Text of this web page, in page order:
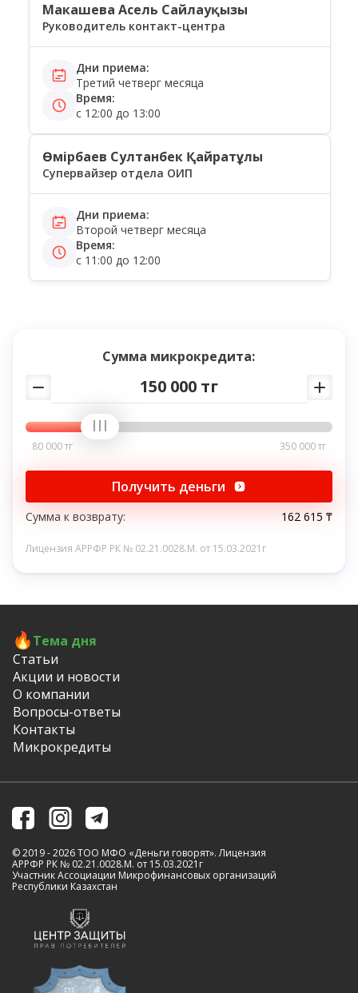
Сумма микрокредита:
150 000 тг
80 000 тг 350 000 тг
Получить деньги
Сумма к возврату: 162 615 ₸
Лицензия АРРФР РК № 02.21.0028.M. от 15.03.2021г
Макашева Асель Сайлауқызы
Руководитель контакт-центра
Дни приема:
Третий четверг месяца
Время:
с 12:00 до 13:00
Өмірбаев Султанбек Қайратұлы
Супервайзер отдела ОИП
Дни приема:
Второй четверг месяца
Время:
с 11:00 до 12:00
Тема дня
Статьи
Акции и новости
О компании
Вопросы-ответы
Контакты
Микрокредиты
© 2019 - 2026 ТОО МФО «Деньги говорят». Лицензия
АРРФР РК № 02.21.0028.M. от 15.03.2021г
Участник Ассоциации Микрофинансовых организаций
Республики Казахстан